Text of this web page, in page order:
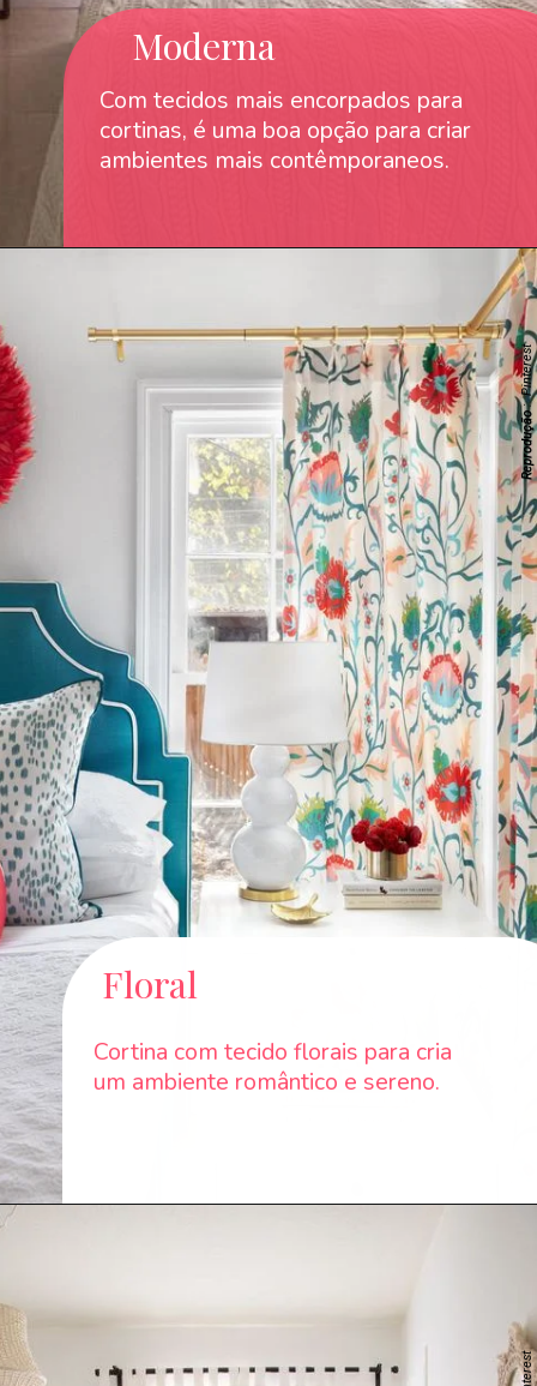
Moderna
Com tecidos mais encorpados para
cortinas, é uma boa opção para criar
ambientes mais contêmporaneos.
Floral
Cortina com tecido florais para cria
um ambiente romântico e sereno.
Reprodução
: Pinterest